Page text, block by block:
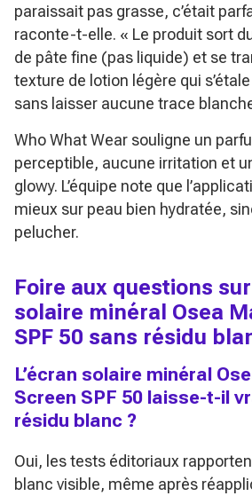
paraissait pas grasse, c’était
raconte-t-elle. « Le produit sort
de pâte fine (pas liquide) et se
texture de lotion légère qui
sans laisser aucune trace
Who What Wear souligne un
perceptible, aucune irritation et
glowy. L’équipe note que
mieux sur peau bien hydratée,
pelucher.
Foire aux questions
solaire minéral Osea
SPF 50 sans résidu
L’écran solaire minéral
Screen SPF 50 laisse-t-il
résidu blanc ?
Oui, les tests éditoriaux
blanc visible, même après